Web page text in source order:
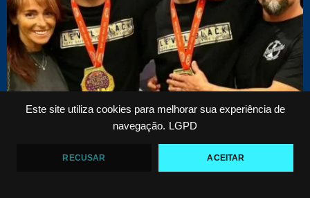
Este site utiliza cookies para melhorar sua experiência de
navegação. LGPD
RECUSAR ACEITAR
William Tackett explica por que está fora do ADCC
2026: “o dinheiro não fecha”